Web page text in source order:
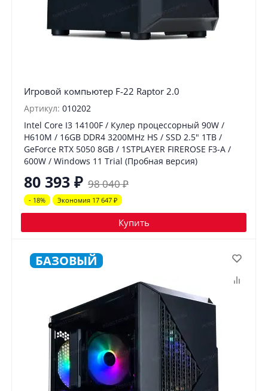
Игровой компьютер F-22 Raptor 2.0
Артикул: 010202
Intel Core I3 14100F / Кулер процессорный 90W /
H610M / 16GB DDR4 3200MHz HS / SSD 2.5" 1TB /
GeForce RTX 5050 8GB / 1STPLAYER FIREROSE F3-A /
600W / Windows 11 Trial (Пробная версия)
80 393 ₽ 98 040₽
- 18% Экономия 17 647 ₽
Купить
БАЗОВЫЙ